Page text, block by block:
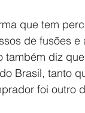
que tem
de fusões e
também diz
Brasil, tanto
foi outro